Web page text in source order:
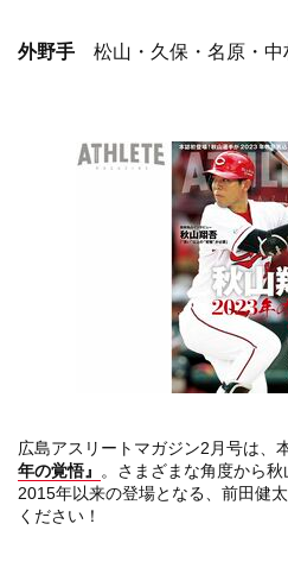
外野手 松山・久保・名原・中
広島アスリートマガジン2月号は、
年の覚悟』
。さまざまな角度から秋
2015年以来の登場となる、前田健
ください！